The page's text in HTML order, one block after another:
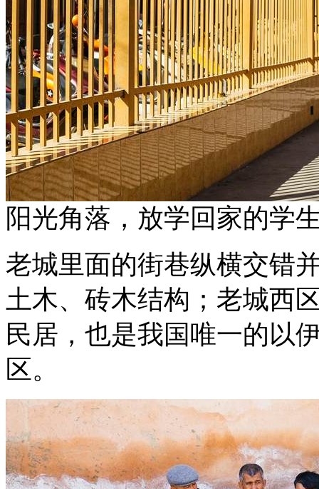
阳光角落，放学回家的学
老城里面的街巷纵横交错
土木、砖木结构；老城西
民居，也是我国唯一的以
区。